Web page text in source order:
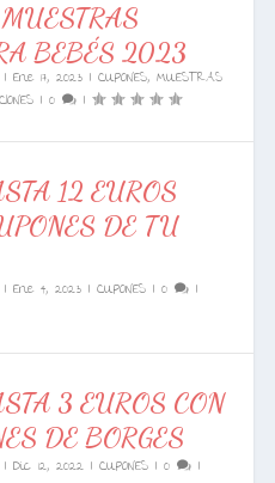
BEBÉS 2023
|Ene 17, 2023 |CUPONES,MUESTRAS
|0 |
12 EUROS
DE TU
|Ene 4, 2023 |CUPONES |0 |
3 EUROS CON
DE BORGES
|Dic 12, 2022 |CUPONES |0 |